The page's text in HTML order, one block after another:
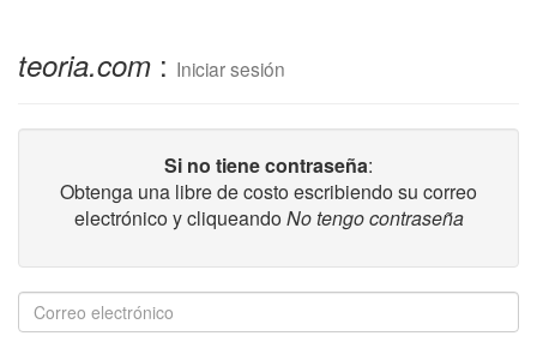
teoria.com : Iniciar sesión
Si no tiene contraseña:
Obtenga una libre de costo escribiendo su correo
electrónico y cliqueando No tengo contraseña